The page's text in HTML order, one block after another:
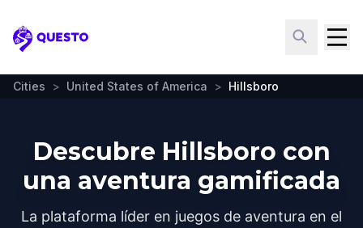
Questo
Cities > United States of America > Hillsboro
Descubre Hillsboro con
una aventura gamificada
La plataforma líder en juegos de aventura en el